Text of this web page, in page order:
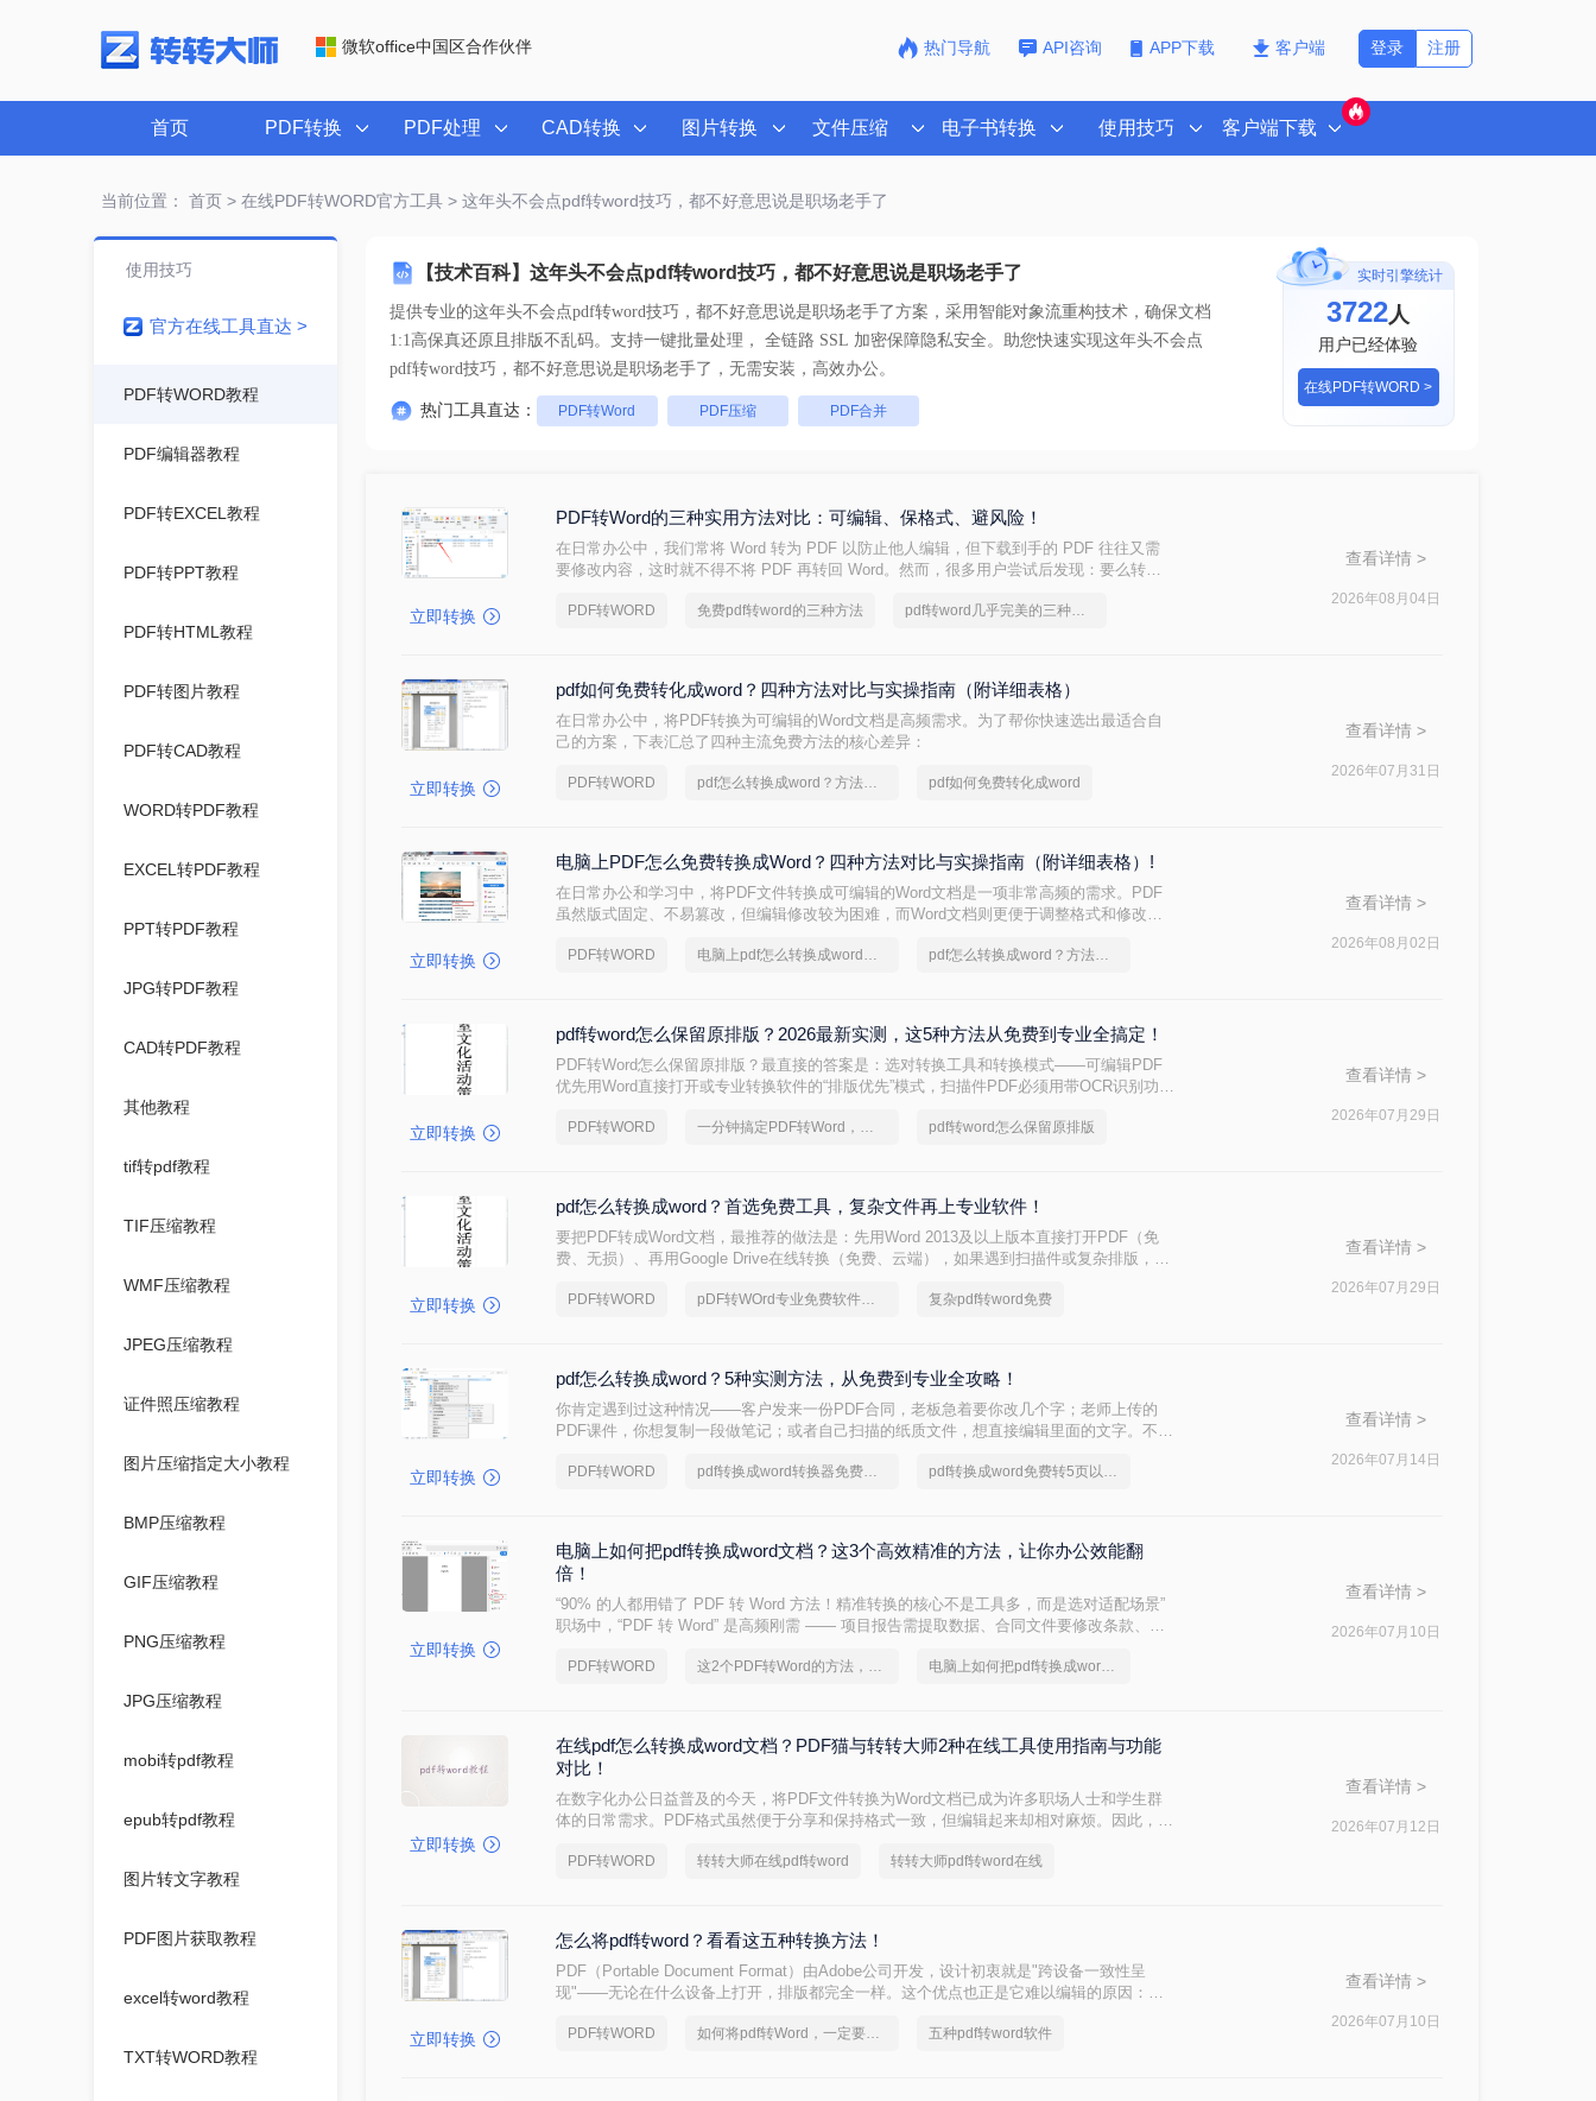
微软office中国区合作伙伴 热门导航 API咨询 APP下载 客户端 注册
登录
首页 PDF转换 PDF处理 CAD转换 图片转换 文件压缩 电子书转换 使用技巧 客户端下载
当前位置： 首页> 在线PDF转WORD官方工具> 这年头不会点pdf转word技巧，都不好意思说是职场老手了
【技术百科】这年头不会点pdf转word技巧，都不好意思说是职场老手了
提供专业的这年头不会点pdf转word技巧，都不好意思说是职场老手了方案，采用智能对象流重构技术，确保文档
1:1高保真还原且排版不乱码。支持一键批量处理， 全链路 SSL 加密保障隐私安全。助您快速实现这年头不会点
pdf转word技巧，都不好意思说是职场老手了 ，无需安装，高效办公。
热门工具直达： PDF转Word PDF压缩 PDF合并
实时引擎统计
3722人
用户已经体验
在线PDF转WORD >
使用技巧
官方在线工具直达 >
PDF转WORD教程
PDF编辑器教程
PDF转EXCEL教程
PDF转PPT教程
PDF转HTML教程
PDF转图片教程
PDF转CAD教程
WORD转PDF教程
EXCEL转PDF教程
PPT转PDF教程
JPG转PDF教程
CAD转PDF教程
其他教程
tif转pdf教程
TIF压缩教程
WMF压缩教程
JPEG压缩教程
证件照压缩教程
图片压缩指定大小教程
BMP压缩教程
GIF压缩教程
PNG压缩教程
JPG压缩教程
mobi转pdf教程
epub转pdf教程
图片转文字教程
PDF图片获取教程
excel转word教程
TXT转WORD教程
立即转换
PDF转Word的三种实用方法对比：可编辑、保格式、避风险！
在日常办公中，我们常将 Word 转为 PDF 以防止他人编辑，但下载到手的 PDF 往往又需
要修改内容，这时就不得不将 PDF 再转回 Word。然而，很多用户尝试后发现：要么转换
转换质量、操作难度、文件安全、批量能力 四个维度，对比三种主流方法，帮助您快速选
PDF转WORD 免费pdf转word的三种方法 pdf转word几乎完美的三种方式
查看详情 >
2026年08月04日
立即转换
pdf如何免费转化成word？四种方法对比与实操指南（附详细表格）
在日常办公中，将PDF转换为可编辑的Word文档是高频需求。为了帮你快速选出最适合自
己的方案，下表汇总了四种主流免费方法的核心差异：
PDF转WORD pdf怎么转换成word？方法详细解析 pdf如何免费转化成word
查看详情 >
2026年07月31日
立即转换
电脑上PDF怎么免费转换成Word？四种方法对比与实操指南（附详细表格）!
在日常办公和学习中，将PDF文件转换成可编辑的Word文档是一项非常高频的需求。PDF
虽然版式固定、不易篡改，但编辑修改较为困难，而Word文档则更便于调整格式和修改内
PDF转WORD 电脑上pdf怎么转换成word免费 pdf怎么转换成word？方法详细解析
查看详情 >
2026年08月02日
立即转换
pdf转word怎么保留原排版？2026最新实测，这5种方法从免费到专业全搞定！
PDF转Word怎么保留原排版？最直接的答案是：选对转换工具和转换模式——可编辑PDF
优先用Word直接打开或专业转换软件的“排版优先”模式，扫描件PDF必须用带OCR识别功能
则。
PDF转WORD 一分钟搞定PDF转Word，这2种简单方法，任意选择 pdf转word怎么保留原排版
查看详情 >
2026年07月29日
立即转换
pdf怎么转换成word？首选免费工具，复杂文件再上专业软件！
要把PDF转成Word文档，最推荐的做法是：先用Word 2013及以上版本直接打开PDF（免
费、无损）、再用Google Drive在线转换（免费、云端），如果遇到扫描件或复杂排版，最
PDF转WORD pDF转WOrd专业免费软件下载 复杂pdf转word免费
查看详情 >
2026年07月29日
立即转换
pdf怎么转换成word？5种实测方法，从免费到专业全攻略！
你肯定遇到过这种情况——客户发来一份PDF合同，老板急着要你改几个字；老师上传的
PDF课件，你想复制一段做笔记；或者自己扫描的纸质文件，想直接编辑里面的文字。不管
PDF转WORD pdf转换成word转换器免费转5页 pdf转换成word免费转5页以上的
查看详情 >
2026年07月14日
立即转换
电脑上如何把pdf转换成word文档？这3个高效精准的方法，让你办公效能翻
倍！
“90% 的人都用错了 PDF 转 Word 方法！精准转换的核心不是工具多，而是选对适配场景”
职场中，“PDF 转 Word” 是高频刚需 —— 项目报告需提取数据、合同文件要修改条款、学
PDF转WORD 这2个PDF转Word的方法，高效率转换，排版不乱码！ 电脑上如何把pdf转换成word文档
查看详情 >
2026年07月10日
立即转换
在线pdf怎么转换成word文档？PDF猫与转转大师2种在线工具使用指南与功能
对比！
在数字化办公日益普及的今天，将PDF文件转换为Word文档已成为许多职场人士和学生群
体的日常需求。PDF格式虽然便于分享和保持格式一致，但编辑起来却相对麻烦。因此，找
文将介绍两种在线将PDF转换成Word文档的方法。
PDF转WORD 转转大师在线pdf转word 转转大师pdf转word在线
查看详情 >
2026年07月12日
立即转换
怎么将pdf转word？看看这五种转换方法！
PDF（Portable Document Format）由Adobe公司开发，设计初衷就是"跨设备一致性呈
现"——无论在什么设备上打开，排版都完全一样。这个优点也正是它难以编辑的原因：
流动、自动换行。
PDF转WORD 如何将pdf转Word，一定要看看 五种pdf转word软件
查看详情 >
2026年07月10日